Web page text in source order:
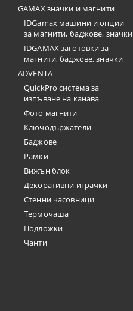
GAMAX значки и магнити
IDGamax машини и опции
за магнити, баджове, значки
IDGAMAX заготовки за
магнити, баджове, значки
ADVENTA
QuickPro система за
изпъване на канава
Фото магнити
Ключодържатели
Баджове
Рамки
Вижън блок
Декоративни играчки
Стенни часовници
Термочашa
Подложки
Чанти